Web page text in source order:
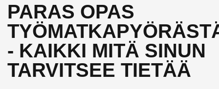
PARAS OPAS
- KAIKKI MITÄ SINUN
TARVITSEE TIETÄÄ